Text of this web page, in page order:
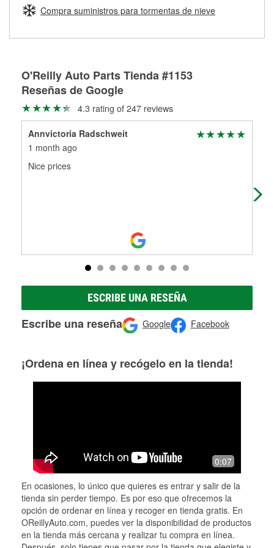
Más información sobre el Programa de Préstamo de
medirán tus tambores o discos para determinar si pueden
ser rectificados con seguridad. Si tus tambores o discos no
partes de reemplazo correctas para tu reparación.
Compra suministros para tormentas de nieve
O'Reilly Auto Parts Tienda #1153
Reseñas de Google
4.3 rating of 247 reviews
Annvictoria Radschweit
1 month ago
Nice prices
ESCRIBE UNA RESEÑA
Escribe una reseña Google Facebook
¡Ordena en línea y recógelo en la tienda!
0:07
En ocasiones, lo único que quieres es entrar y salir de la
tienda sin perder tiempo. Es por eso que ofrecemos la
opción de ordenar en línea y recoger en tienda gratis. En
OReillyAuto.com, puedes ver la disponibilidad de productos
en la tienda más cercana y realizar tu compra en línea.